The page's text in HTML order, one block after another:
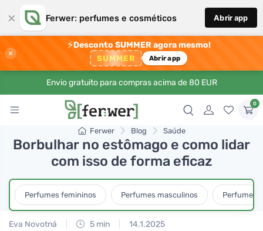
× Ferwer: perfumes e cosméticos Abrir app
×
⚡Desconto SUMMER agora mesmo!
SUMMER Abrir app
Envio gratuito para compras acima de 80 EUR
0
Ferwer Blog Saúde
Borbulhar no estômago e como lidar
com isso de forma eficaz
Perfumes femininos Perfumes masculinos Perfumes
Eva Novotná 5 min 14.1.2025